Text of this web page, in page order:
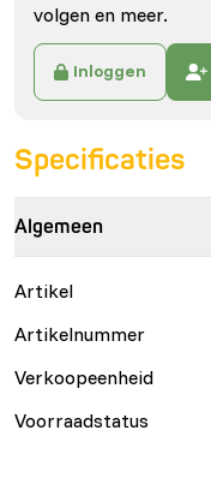
volgen en meer.
Inloggen
Specificaties
Algemeen
Artikel
Artikelnummer
Verkoopeenheid
Voorraadstatus